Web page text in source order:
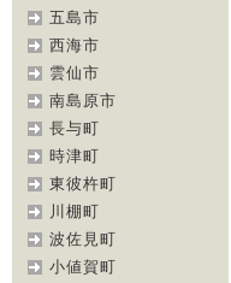
五島市
西海市
雲仙市
南島原市
長与町
時津町
東彼杵町
川棚町
波佐見町
小値賀町